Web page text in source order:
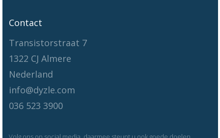
Contact
Transistorstraat 7
1322 CJ Almere
Nederland
info@dyzle.com
036 523 3900